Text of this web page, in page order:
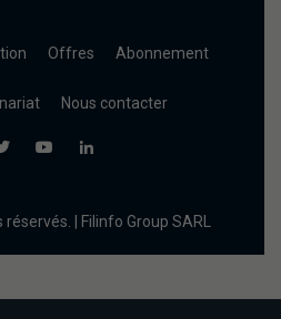
Offres Abonnement
Nous contacter
| Filinfo Group SARL